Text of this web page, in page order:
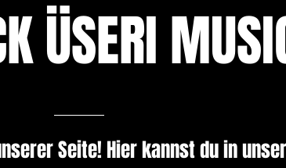
ÜSERI
Seite! Hier kannst du in